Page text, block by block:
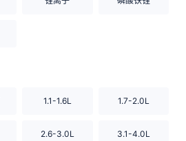
1.1-1.6L 1.7-2.0L
2.6-3.0L 3.1-4.0L